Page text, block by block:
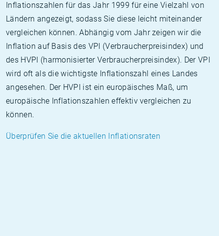
Inflationszahlen für das Jahr 1999 für eine Vielzahl von
Ländern angezeigt, sodass Sie diese leicht miteinander
vergleichen können. Abhängig vom Jahr zeigen wir die
Inflation auf Basis des VPI (Verbraucherpreisindex) und
des HVPI (harmonisierter Verbraucherpreisindex). Der VPI
wird oft als die wichtigste Inflationszahl eines Landes
angesehen. Der HVPI ist ein europäisches Maß, um
europäische Inflationszahlen effektiv vergleichen zu
können.
Überprüfen Sie die aktuellen Inflationsraten